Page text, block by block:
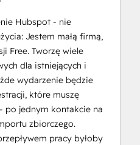
Hubspot - nie
Jestem małą firmą,
Free. Tworzę wiele
dla istniejących i
wydarzenie będzie
które muszę
po jednym kontakcie na
zbiorczego.
pracy byłoby